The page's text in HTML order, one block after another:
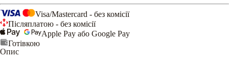
Visa/Mastercard - без комісії
Післяплатою - без комісії
Apple Pay або Google Pay
Готівкою
Опис